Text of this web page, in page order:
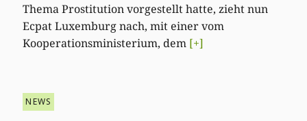
Thema Prostitution vorgestellt hatte, zieht nun
Ecpat Luxemburg nach, mit einer vom
Kooperationsministerium, dem [+]
NEWS